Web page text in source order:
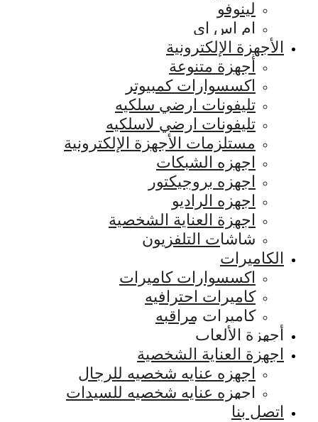
لينوفو
ام اس اي
الأجهزة الإلكترونية
أجهزة متنوعة
اكسسوارات كمبيوتر
تليفونات ارضي سلكيه
تليفونات ارضي لاسلكيه
مستلزمات الأجهزة الإلكترونية
اجهزه الشبكات
اجهزه بروجيكتور
اجهزه الراديو
اجهزة العناية الشخصية
شاشات التلفزيون
الكاميرات
اكسسوارات كاميرات
كاميرات احترافيه
كاميرات مراقبه
أجهزة الألعاب
اجهزة العناية الشخصية
اجهزه عنايه شخصيه للرجال
اجهزه عنايه شخصيه للسيدات
اتصل بنا